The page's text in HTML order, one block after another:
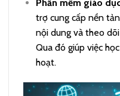
Phần mềm giáo
trợ cung cấp nền
nội dung và theo
Qua đó giúp việc
hoạt.